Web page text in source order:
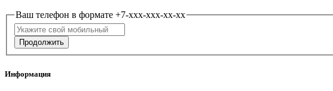
Ваш телефон в формате +7-xxx-xxx-xx-xx
Информация